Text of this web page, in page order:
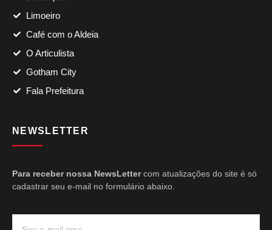
Limoeiro
Café com o Aldeia
O Articulista
Gotham City
Fala Prefeitura
NEWSLETTER
Para receber nossa NewsLettercom atualizações do site é só
cadastrar seu e-mail no formulário abaixo.